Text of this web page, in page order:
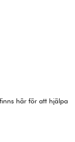
här för att hjälpa